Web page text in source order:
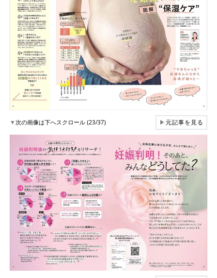
▼次の画像は下へスクロール (23/37) ▶元記事を見る